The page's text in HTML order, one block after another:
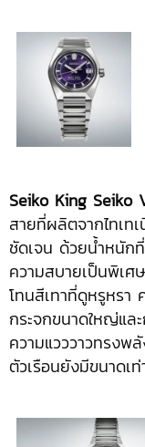
Seiko King Seiko
สายที่ผลิตจากไทเท
ชัดเจน ด้วยน้ำหนัก
ความสบายเป็นพิเศ
โทนสีเทาที่ดูหรูหรา
กระจกขนาดใหญ่แล
ความแวววาวทรงพ
ตัวเรือนยังมีขนาดเ